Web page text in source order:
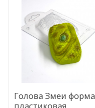
Голова Змеи форма
пластиковая